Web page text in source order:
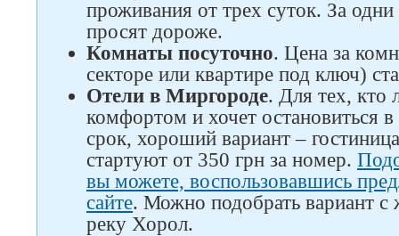
проживания от трех суток. За
просят дороже.
Комнаты посуточно. Цена за
секторе или квартире под ключ)
Отели в Миргороде. Для тех, кто
комфортом и хочет остановиться
срок, хороший вариант –
стартуют от 350 грн за номер.
вы можете, воспользовавшись
сайте. Можно подобрать вариант
реку Хорол.